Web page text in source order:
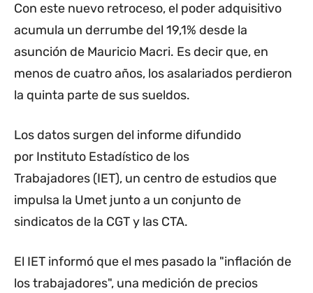
Con este nuevo retroceso, el poder adquisitivo
acumula un derrumbe del 19,1% desde la
asunción de Mauricio Macri. Es decir que, en
menos de cuatro años, los asalariados perdieron
la quinta parte de sus sueldos.
Los datos surgen del informe difundido
por Instituto Estadístico de los
Trabajadores (IET), un centro de estudios que
impulsa la Umet junto a un conjunto de
sindicatos de la CGT y las CTA.
El IET informó que el mes pasado la "inflación de
los trabajadores", una medición de precios